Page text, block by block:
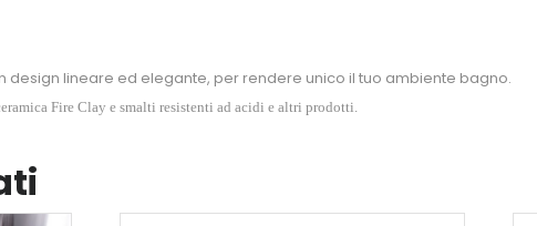
design lineare ed elegante, per rendere unico il tuo ambiente bagno.
Fire Clay e smalti resistenti ad acidi e altri prodotti.